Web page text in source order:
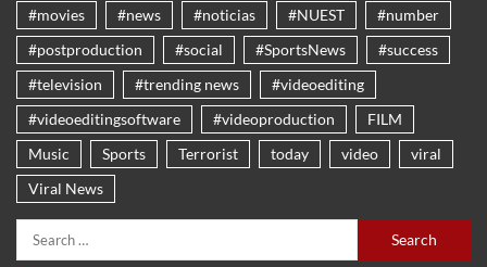
#movies
#news #noticias #NUEST
#number
#postproduction
#social #SportsNews
#success
#television
#trending news
#videoediting
#videoeditingsoftware
#videoproduction
FILM
Music
Sports Terrorist today video
viral
Viral News